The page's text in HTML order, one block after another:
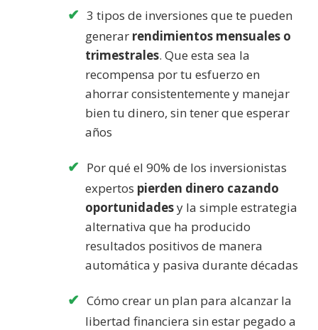
3 tipos de inversiones que te pueden
generar rendimientos mensuales o
trimestrales. Que esta sea la
recompensa por tu esfuerzo en
ahorrar consistentemente y manejar
bien tu dinero, sin tener que esperar
años
Por qué el 90% de los inversionistas
expertos pierden dinero cazando
oportunidadesy la simple estrategia
alternativa que ha producido
resultados positivos de manera
automática y pasiva durante décadas
Cómo crear un plan para alcanzar la
libertad financiera sin estar pegado a